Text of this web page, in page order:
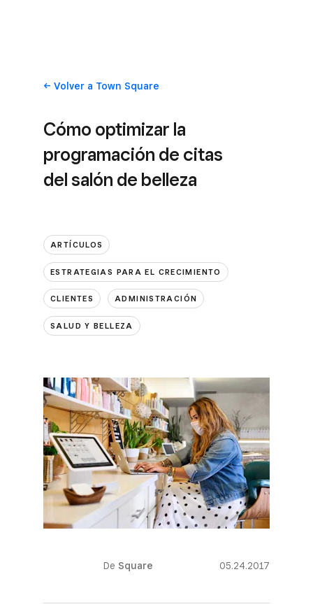
Volvera Town Square
Cómo optimizar la
programación de citas
del salón de belleza
ARTÍCULOS
ESTRATEGIAS PARA EL CRECIMIENTO
CLIENTES ADMINISTRACIÓN
SALUD Y BELLEZA
De Square 05.24.2017